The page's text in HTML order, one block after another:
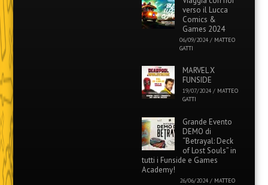
verso il Lucca
Comics &
Games 2024
06/09/2024 / MATTEO
GATTI
MARVEL X
FUNSIDE
19/07/2024 / MATTEO
GATTI
Grande Evento
DEMO di
“Betrayal: Deck
of Lost Souls” in
tutti i Funside e Games
Academy!
26/06/2024 / MATTEO